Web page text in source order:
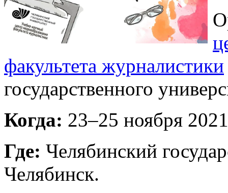
факультета журналистики
государственного
Когда: 23–25 ноября
Где: Челябинский
Челябинск.